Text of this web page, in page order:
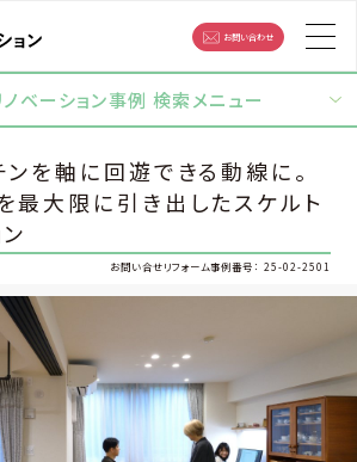
お問い合わせ
ノベーション事例 検索メニュー
を軸に回遊できる動線に。
最大限に引き出したスケルト
25-02-2501